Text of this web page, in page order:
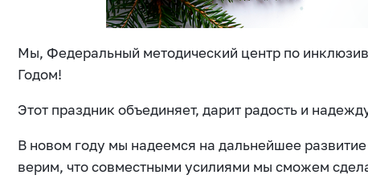
Мы, Федеральный методический центр по
Годом!
Этот праздник объединяет, дарит радость и
В новом году мы надеемся на дальнейшее
верим, что совместными усилиями мы сможем